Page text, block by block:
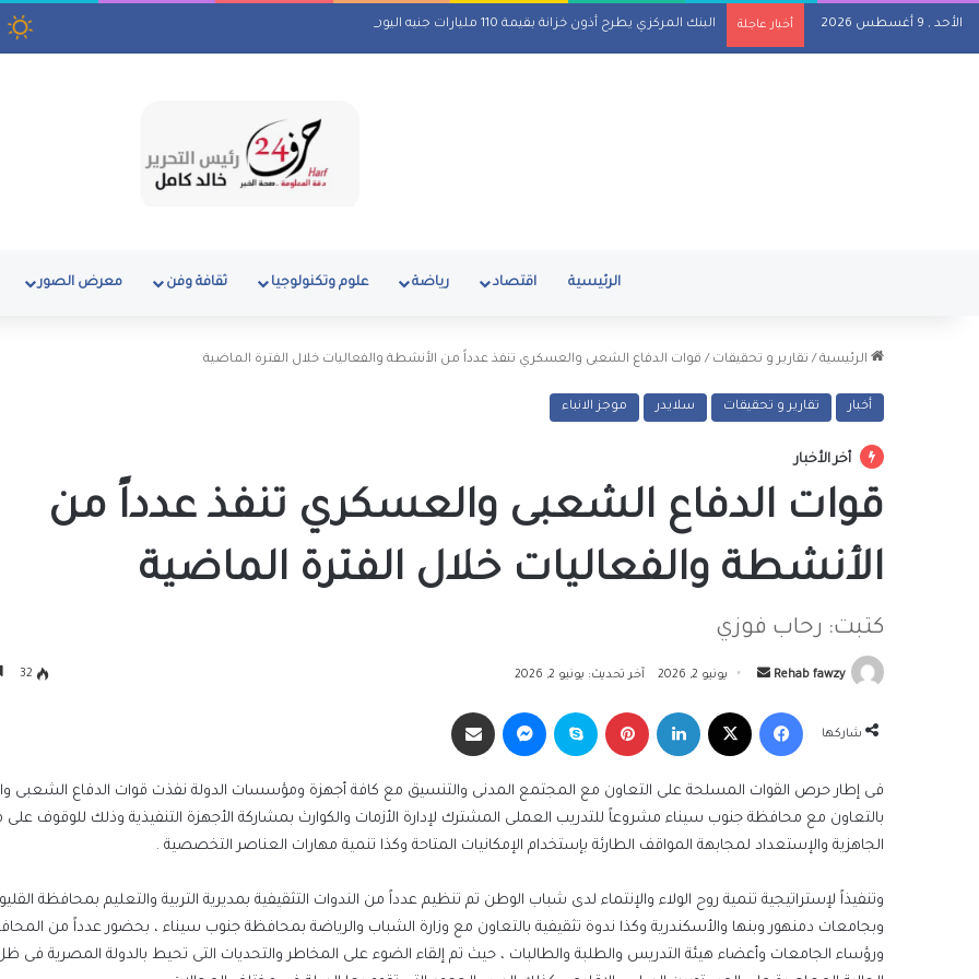
الأحد , 9 أغسطس 2026 أخبار عاجلة البنك المركزي يطرح أذون خزانة بقيمة 110 مليارات جنيه اليوم
الرئيسية اقتصاد رياضة علوم وتكنولوجيا ثقافة وفن معرض الصور
الرئيسية / تقارير و تحقيقات / قوات الدفاع الشعبى والعسكري تنفذ عدداً من الأنشطة والفعاليات خلال الفترة الماضية
أخبار تقارير و تحقيقات سلايدر موجز الانباء
أخر الأخبار
قوات الدفاع الشعبى والعسكري تنفذ عدداً من
الأنشطة والفعاليات خلال الفترة الماضية
كتبت: رحاب فوزي
Rehab fawzy
أرسل
إلكترونيا
يونيو 2, 2026 آخر تحديث: يونيو 2, 2026 32
شاركها
فيسبوك لينكدإن بينتيريست سكايب ماسنجر
فى إطار حرص القوات المسلحة على التعاون مع المجتمع المدنى والتنسيق مع كافة أجهزة ومؤسسات الدولة نفذت قوات الدفاع الشعبى
بالتعاون مع محافظة جنوب سيناء مشروعاً للتدريب العملى المشترك لإدارة الأزمات والكوارث بمشاركة الأجهزة التنفيذية وذلك للوقوف
الجاهزية والإستعداد لمجابهة المواقف الطارئة بإستخدام الإمكانيات المتاحة وكذا تنمية مهارات العناصر التخصصية .
وتنفيذاً لإستراتيجية تنمية روح الولاء والإنتماء لدى شباب الوطن تم تنظيم عدداً من الندوات التثقيفية بمديرية التربية والتعليم بمحافظة
وبجامعات دمنهور وبنها والأسكندرية وكذا ندوة تثقيفية بالتعاون مع وزارة الشباب والرياضة بمحافظة جنوب سيناء ، بحضور عدداً من
ورؤساء الجامعات وأعضاء هيئة التدريس والطلبة والطالبات ، حيث تم إلقاء الضوء على المخاطر والتحديات التى تحيط بالدولة المصرية فى